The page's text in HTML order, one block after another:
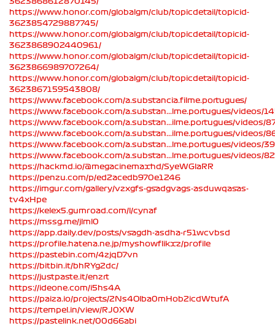
https://www.honor.com/globalgm/club/topicdetail/topicid-
3623854729887745/
https://www.honor.com/globalgm/club/topicdetail/topicid-
3623868902440961/
https://www.honor.com/globalgm/club/topicdetail/topicid-
3623866989707264/
https://www.honor.com/globalgm/club/topicdetail/topicid-
3623867159543808/
https://www.facebook.com/a.substancia.filme.portugues/
https://www.facebook.com/a.substan...lme.portugues/videos/
https://www.facebook.com/a.substan...ilme.portugues/videos/
https://www.facebook.com/a.substan...ilme.portugues/videos/
https://www.facebook.com/a.substan...lme.portugues/videos/
https://www.facebook.com/a.substan...lme.portugues/videos/
https://hackmd.io/@megacinemaxhd/SyeWGlaRR
https://penzu.com/p/ed2acedb970e1246
https://imgur.com/gallery/vzxgfs-gsadgvags-asduwqasas-
tv4xHpe
https://kelex5.gumroad.com/l/cynaf
https://mssg.me/jlml0
https://app.daily.dev/posts/vsagdh-asdha-r51wcvbsd
https://profile.hatena.ne.jp/myshowflikxz/profile
https://pastebin.com/4zjqD7vn
https://bitbin.it/bhRYg2dc/
https://justpaste.it/enzrt
https://ideone.com/i5hs4A
https://paiza.io/projects/2Ns4Olba0mHob2icdWtufA
https://tempel.in/view/RJ0XW
https://pastelink.net/00d66abi